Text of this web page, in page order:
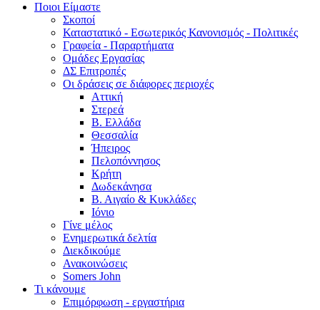
Ποιοι Είμαστε
Σκοποί
Καταστατικό - Εσωτερικός Κανονισμός - Πολιτικές
Γραφεία - Παραρτήματα
Ομάδες Εργασίας
ΔΣ Επιτροπές
Οι δράσεις σε διάφορες περιοχές
Αττική
Στερεά
Β. Ελλάδα
Θεσσαλία
Ήπειρος
Πελοπόννησος
Κρήτη
Δωδεκάνησα
Β. Αιγαίο & Κυκλάδες
Ιόνιο
Γίνε μέλος
Ενημερωτικά δελτία
Διεκδικούμε
Ανακοινώσεις
Somers John
Τι κάνουμε
Επιμόρφωση - εργαστήρια